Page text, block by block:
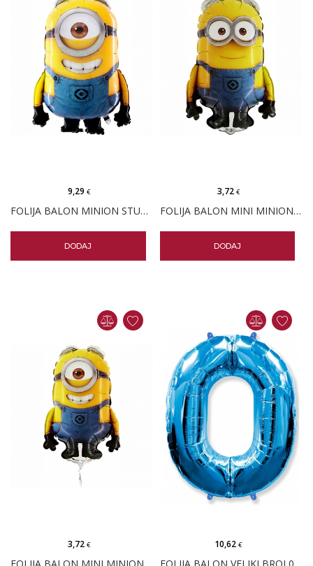
FOLIJA BALON MINION STUART
9,29€
DODAJ
FOLIJA BALON MINI MINION DAVE
3,72 €
DODAJ
3,72€ 10,62€